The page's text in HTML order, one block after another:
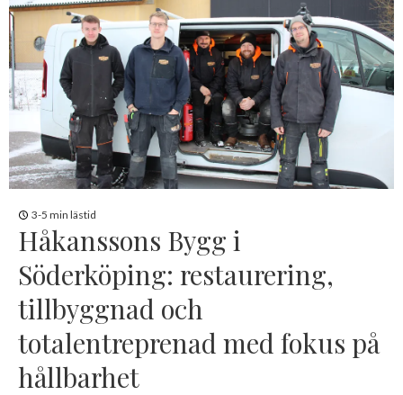
3-5 min lästid
Håkanssons Bygg i
Söderköping: restaurering,
tillbyggnad och
totalentreprenad med fokus på
hållbarhet